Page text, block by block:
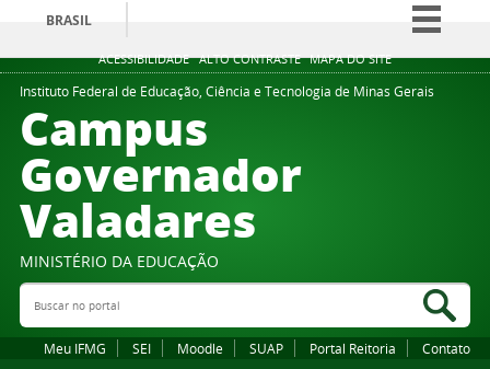
ACESSIBILIDADE ALTO CONTRASTE MAPA DO SITE
BRASIL
Simplifique!
Comunica BR
Instituto Federal de Educação, Ciência e Tecnologia de Minas Gerais
Campus
Governador
Valadares
MINISTÉRIO DA EDUCAÇÃO
Buscar no portal
Meu IFMG SEI Moodle SUAP Portal Reitoria Contato